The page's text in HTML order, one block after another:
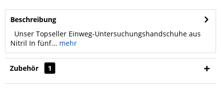
Beschreibung
Unser Topseller Einweg-Untersuchungshandschuhe aus
Nitril In fünf... mehr
Zubehör 1